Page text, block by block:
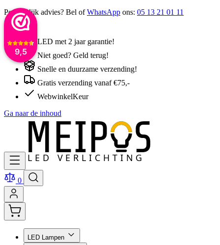
9,5
Persoonlijk advies? Bel ofWhatsApp ons: 05 13 21 01 11
LED met 2 jaar garantie!
Niet goed? Geld terug!
Snelle en duurzame verzending!
Gratis verzending vanaf €75,-
WebwinkelKeur
Ga naar de inhoud
0
LED Lampen